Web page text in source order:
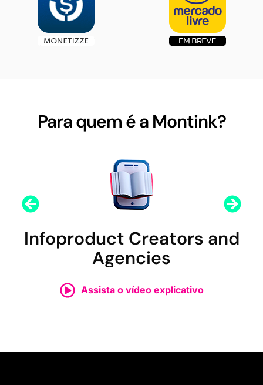
Para quem é a Montink?
Infoproduct Creators and
Agencies
Assista o vídeo explicativo